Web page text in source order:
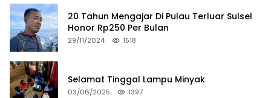
20 Tahun Mengajar Di Pulau Terluar Sulsel
Honor Rp250 Per Bulan
29/11/2024 1518
Selamat Tinggal Lampu Minyak
03/06/2025 1397